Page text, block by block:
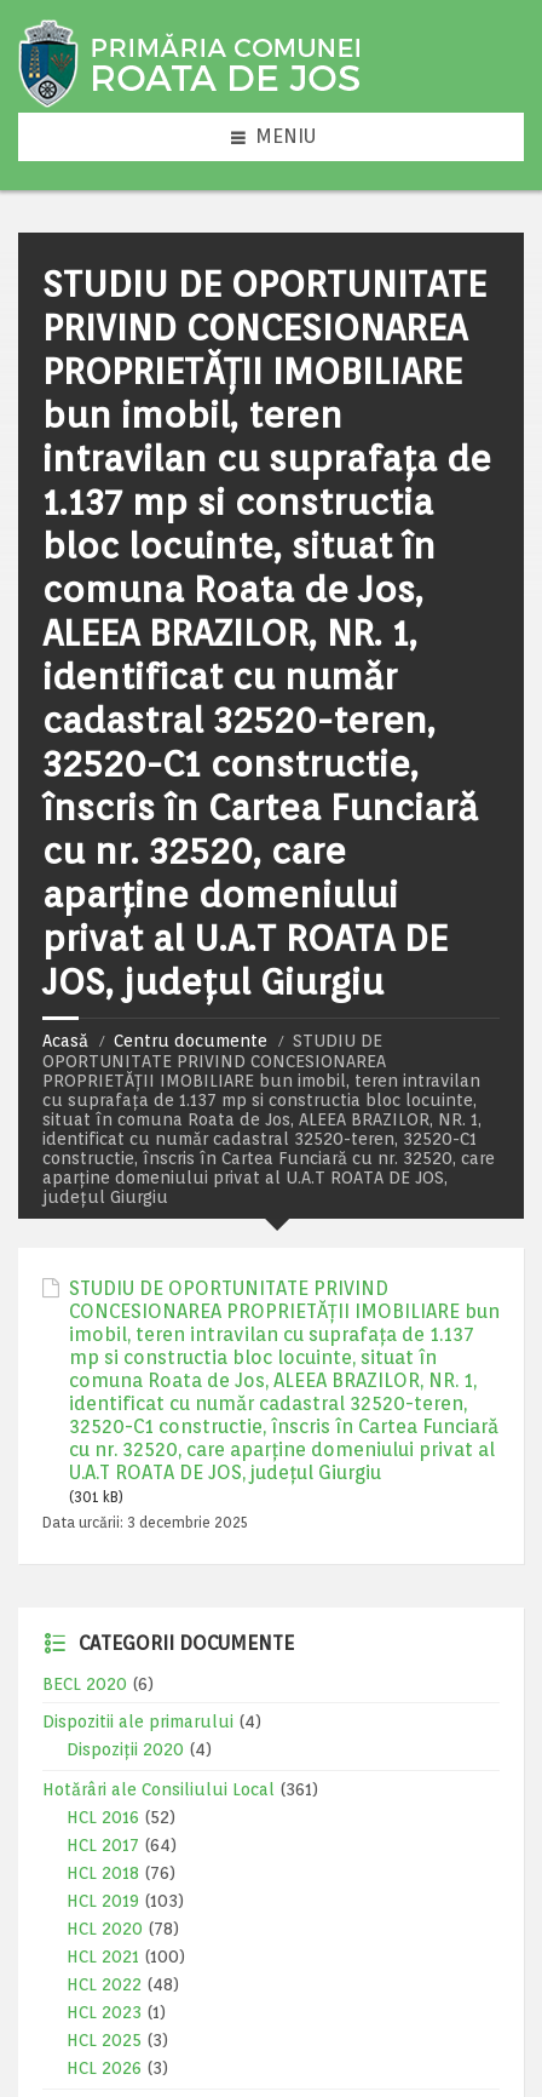
MENIU
STUDIU DE OPORTUNITATE
PRIVIND CONCESIONAREA
PROPRIETĂȚII IMOBILIARE
bun imobil, teren
intravilan cu suprafața de
1.137 mp si constructia
bloc locuinte, situat în
comuna Roata de Jos,
ALEEA BRAZILOR, NR. 1,
identificat cu număr
cadastral 32520-teren,
32520-C1 constructie,
înscris în Cartea Funciară
cu nr. 32520, care
aparține domeniului
privat al U.A.T ROATA DE
JOS, județul Giurgiu
Acasă Centru documente
STUDIU DE
OPORTUNITATE PRIVIND CONCESIONAREA
PROPRIETĂȚII IMOBILIARE bun imobil, teren intravilan
cu suprafața de 1.137 mp si constructia bloc locuinte,
situat în comuna Roata de Jos, ALEEA BRAZILOR, NR. 1,
identificat cu număr cadastral 32520-teren, 32520-C1
constructie, înscris în Cartea Funciară cu nr. 32520, care
aparține domeniului privat al U.A.T ROATA DE JOS,
județul Giurgiu
STUDIU DE OPORTUNITATE PRIVIND
CONCESIONAREA PROPRIETĂȚII IMOBILIARE bun
imobil, teren intravilan cu suprafața de 1.137
mp si constructia bloc locuinte, situat în
comuna Roata de Jos, ALEEA BRAZILOR, NR. 1,
identificat cu număr cadastral 32520-teren,
32520-C1 constructie, înscris în Cartea Funciară
cu nr. 32520, care aparține domeniului privat al
U.A.T ROATA DE JOS, județul Giurgiu
(301 kB)
Data urcării: 3 decembrie 2025
CATEGORII DOCUMENTE
BECL 2020 (6)
Dispozitii ale primarului (4)
Dispoziții 2020 (4)
Hotărâri ale Consiliului Local
(361)
HCL 2016 (52)
HCL 2017 (64)
HCL 2018 (76)
HCL 2019 (103)
HCL 2020 (78)
HCL 2021 (100)
HCL 2022 (48)
HCL 2023 (1)
HCL 2025 (3)
HCL 2026 (3)